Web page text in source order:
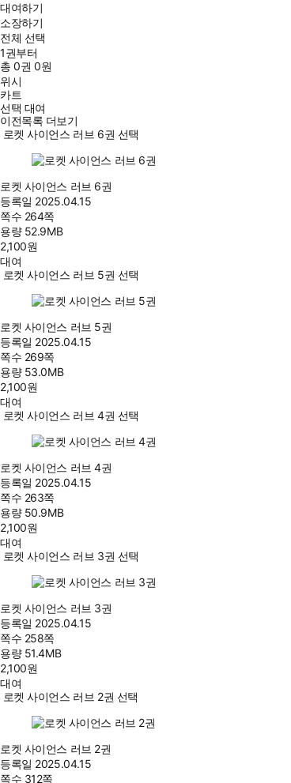
대여하기
소장하기
전체 선택
1권부터
총0권 0원
위시
카트
선택 대여
이전목록 더보기
로켓 사이언스 러브 6권 선택
로켓 사이언스 러브 6권
등록일 2025.04.15
쪽수 264쪽
용량 52.9MB
2,100원
대여
로켓 사이언스 러브 5권 선택
로켓 사이언스 러브 5권
등록일 2025.04.15
쪽수 269쪽
용량 53.0MB
2,100원
대여
로켓 사이언스 러브 4권 선택
로켓 사이언스 러브 4권
등록일 2025.04.15
쪽수 263쪽
용량 50.9MB
2,100원
대여
로켓 사이언스 러브 3권 선택
로켓 사이언스 러브 3권
등록일 2025.04.15
쪽수 258쪽
용량 51.4MB
2,100원
대여
로켓 사이언스 러브 2권 선택
로켓 사이언스 러브 2권
등록일 2025.04.15
쪽수 312쪽